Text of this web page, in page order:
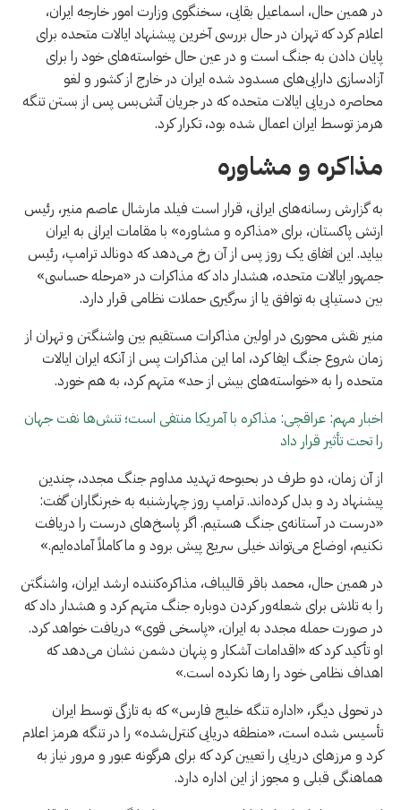
در همین حال، اسماعیل بقایی، سخنگوی وزارت امور خارجه ایران،
اعلام کرد که تهران در حال بررسی آخرین پیشنهاد ایالات متحده برای
پایان دادن به جنگ است و در عین حال خواسته‌های خود را برای
آزادسازی دارایی‌های مسدود شده ایران در خارج از کشور و لغو
محاصره دریایی ایالات متحده که در جریان آتش‌بس پس از بستن تنگه
هرمز توسط ایران اعمال شده بود، تکرار کرد.
مذاکره و مشاوره
به گزارش رسانه‌های ایرانی، قرار است فیلد مارشال عاصم منیر، رئیس
ارتش پاکستان، برای «مذاکره و مشاوره» با مقامات ایرانی به ایران
بیاید. این اتفاق یک روز پس از آن رخ می‌دهد که دونالد ترامپ، رئیس
جمهور ایالات متحده، هشدار داد که مذاکرات در «مرحله حساسی»
بین دستیابی به توافق یا از سرگیری حملات نظامی قرار دارد.
منیر نقش محوری در اولین مذاکرات مستقیم بین واشنگتن و تهران از
زمان شروع جنگ ایفا کرد، اما این مذاکرات پس از آنکه ایران ایالات
متحده را به «خواسته‌های بیش از حد» متهم کرد، به هم خورد.
اخبار مهم: عراقچی: مذاکره با آمریکا منتفی است؛ تنش‌ها نفت جهان
را تحت تأثیر قرار داد
از آن زمان، دو طرف در بحبوحه تهدید مداوم جنگ مجدد، چندین
پیشنهاد رد و بدل کرده‌اند. ترامپ روز چهارشنبه به خبرنگاران گفت:
«درست در آستانه‌ی جنگ هستیم. اگر پاسخ‌های درست را دریافت
نکنیم، اوضاع می‌تواند خیلی سریع پیش برود و ما کاملاً آماده‌ایم.»
در همین حال، محمد باقر قالیباف، مذاکره‌کننده ارشد ایران، واشنگتن
را به تلاش برای شعله‌ور کردن دوباره جنگ متهم کرد و هشدار داد که
در صورت حمله مجدد به ایران، «پاسخی قوی» دریافت خواهد کرد.
او تأکید کرد که «اقدامات آشکار و پنهان دشمن نشان می‌دهد که
اهداف نظامی خود را رها نکرده است.»
در تحولی دیگر، «اداره تنگه خلیج فارس» که به تازگی توسط ایران
تأسیس شده است، «منطقه دریایی کنترل‌شده» را در تنگه هرمز اعلام
کرد و مرزهای دریایی را تعیین کرد که برای هرگونه عبور و مرور نیاز به
هماهنگی قبلی و مجوز از این اداره دارد.